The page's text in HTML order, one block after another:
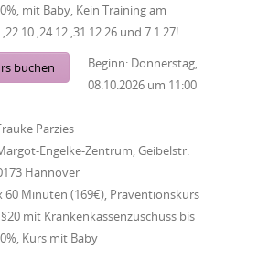
mit Baby, Kein Training am
und 7.1.27!
buchen Beginn: Donnerstag,
08.10.2026 um 11:00
Parzies
Engelke-Zentrum, Geibelstr.
Hannover
60 Minuten (169€), Präventionskurs
mit Krankenkassenzuschuss bis
Kurs mit Baby